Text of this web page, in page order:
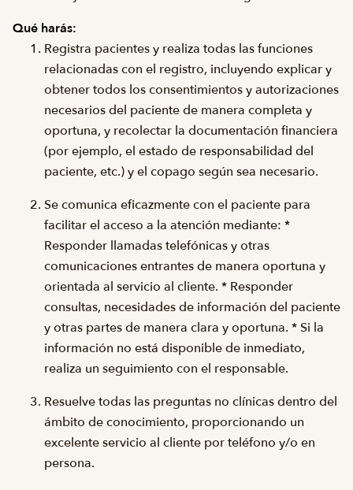
Qué harás:
Registra pacientes y realiza todas las funciones
relacionadas con el registro, incluyendo explicar y
obtener todos los consentimientos y autorizaciones
necesarios del paciente de manera completa y
oportuna, y recolectar la documentación financiera
(por ejemplo, el estado de responsabilidad del
paciente, etc.) y el copago según sea necesario.
Se comunica eficazmente con el paciente para
facilitar el acceso a la atención mediante: *
Responder llamadas telefónicas y otras
comunicaciones entrantes de manera oportuna y
orientada al servicio al cliente. * Responder
consultas, necesidades de información del paciente
y otras partes de manera clara y oportuna. * Si la
información no está disponible de inmediato,
realiza un seguimiento con el responsable.
Resuelve todas las preguntas no clínicas dentro del
ámbito de conocimiento, proporcionando un
excelente servicio al cliente por teléfono y/o en
persona.